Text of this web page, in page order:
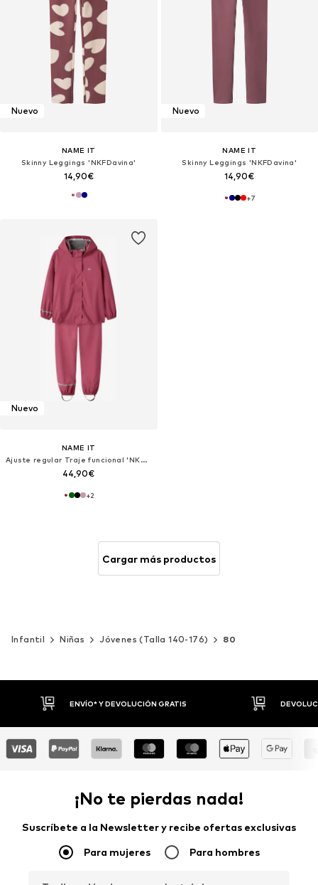
Nuevo
NAME IT
Skinny Leggings 'NKFDavina'
14,90€
Nuevo
NAME IT
Skinny Leggings 'NKFDavina'
14,90€
+7
Nuevo
NAME IT
Ajuste regular Traje funcional 'NKNDRY10'
44,90€
+2
Cargar más productos
Infantil Niñas Jóvenes (Talla 140-176) 80
DEVOLUCIONES HASTA 30 DÍAS
¡No te pierdas nada!
Suscríbete a la Newsletter y recibe ofertas exclusivas
Para mujeres Para hombres